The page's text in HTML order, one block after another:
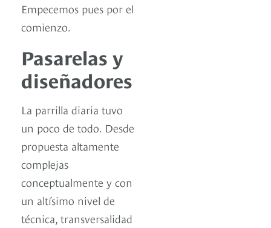
Empecemos pues por el
comienzo.
Pasarelas y
diseñadores
La parrilla diaria tuvo
un poco de todo. Desde
propuesta altamente
complejas
conceptualmente y con
un altísimo nivel de
técnica, transversalidad